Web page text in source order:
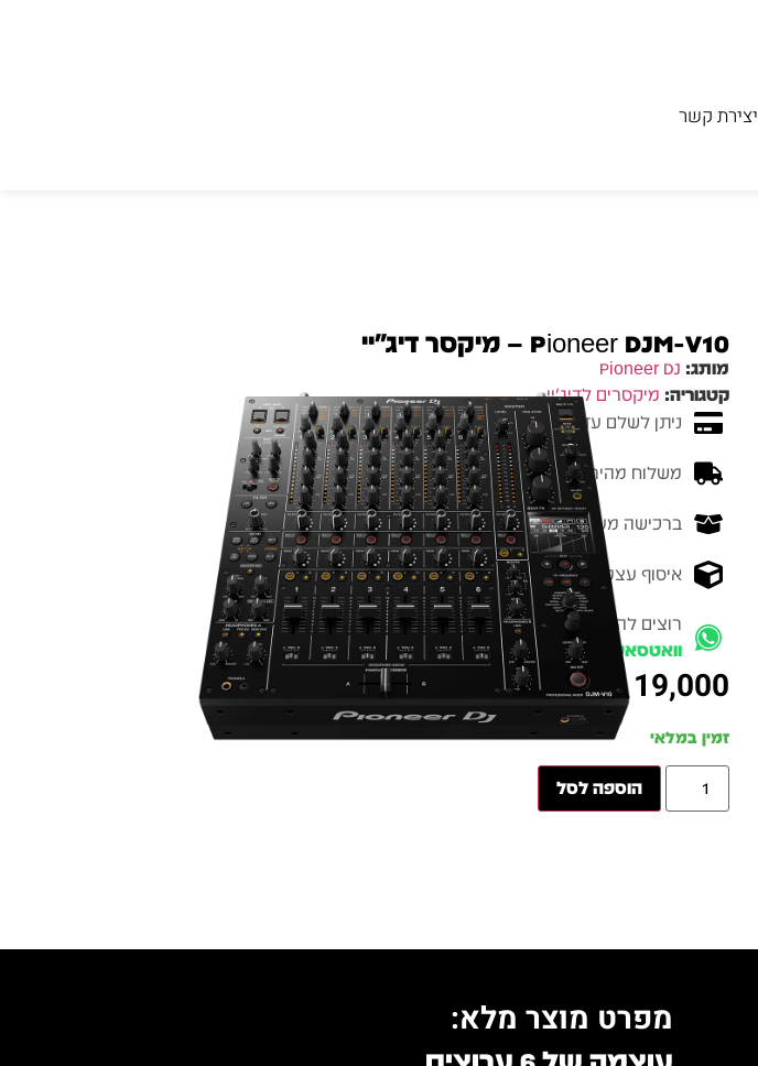
יצירת קשר
Pioneer DJM-V10 – מיקסר דיג׳יי
מותג: Pioneer DJ
קטגוריה: מיקסרים לדיג'יי
ניתן לשלם עד 10 תשלומים ללא ריבית
משלוח מהיר - זמן אספקה בין 3-5 ימי עסקים
ברכישה מעל 700 ש״ח - המשלוח חינם
איסוף עצמי מהיר - מקוה ישראל 6 ת״א
רוצים להתייעץ עם מומחה לפני הרכישה?שלח לנו
וואטסאפ
₪19,000
זמין במלאי
הוספה לסל
מפרט מוצר מלא: